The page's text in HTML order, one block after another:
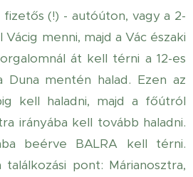
(!) - autóúton, vagy a 2-
menni, majd a Vác északi
át kell térni a 12-es
Duna mentén halad. Ezen az
kell haladni, majd a főútról
irányába kell tovább haladni.
beérve BALRA kell térni.
pont: Márianosztra,